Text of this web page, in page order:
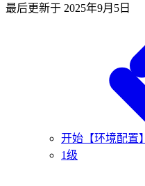
开始【环境配置】
1级
最后更新于 2025年9月5日